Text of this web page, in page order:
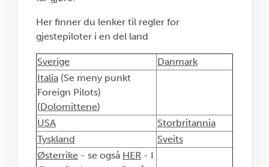
Her finner du lenker til regler for
gjestepiloter i en del land
Sverige
Danmark
Italia (Se meny punkt
Foreign Pilots)
(Dolomittene)
USA
Storbritannia
Tyskland
Sveits
Østerrike - se også HER - I